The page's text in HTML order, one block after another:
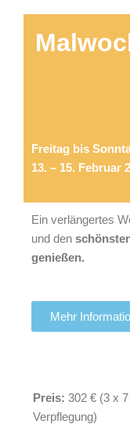
Freitag bis
13. – 15. Februar
Ein verlängertes
und den
genießen.
Mehr
Preis: 302 € (3 x
Verpflegung)